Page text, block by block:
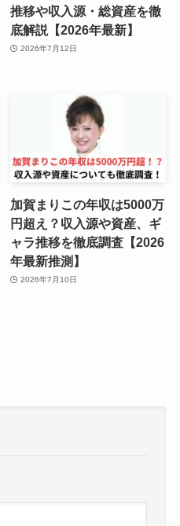
推移や収入源・総資産を徹
底解説【2026年最新】
2026年7月12日
加賀まりこの年収は5000万
円超え？収入源や資産、ギ
ャラ推移を徹底調査【2026
年最新推測】
2026年7月10日